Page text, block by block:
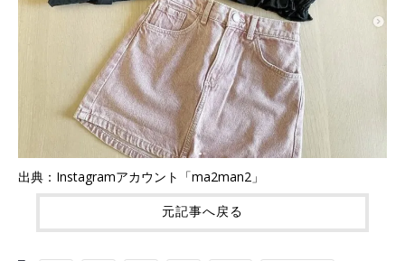
出典：Instagramアカウント「ma2man2」
元記事へ戻る